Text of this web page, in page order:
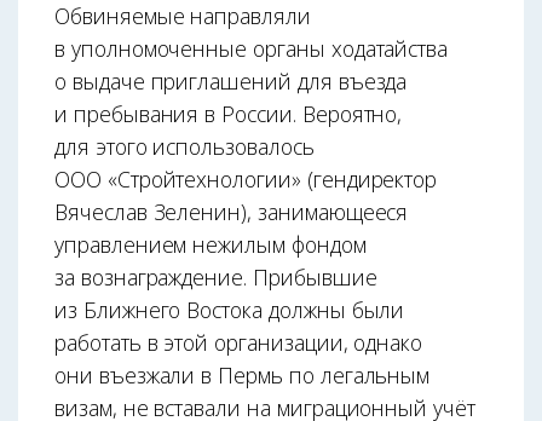
Обвиняемые направляли
в уполномоченные органы ходатайства
о выдаче приглашений для въезда
и пребывания в России. Вероятно,
для этого использовалось
ООО «Стройтехнологии» (гендиректор
Вячеслав Зеленин), занимающееся
управлением нежилым фондом
за вознаграждение. Прибывшие
из Ближнего Востока должны были
работать в этой организации, однако
они въезжали в Пермь по легальным
визам, не вставали на миграционный учёт